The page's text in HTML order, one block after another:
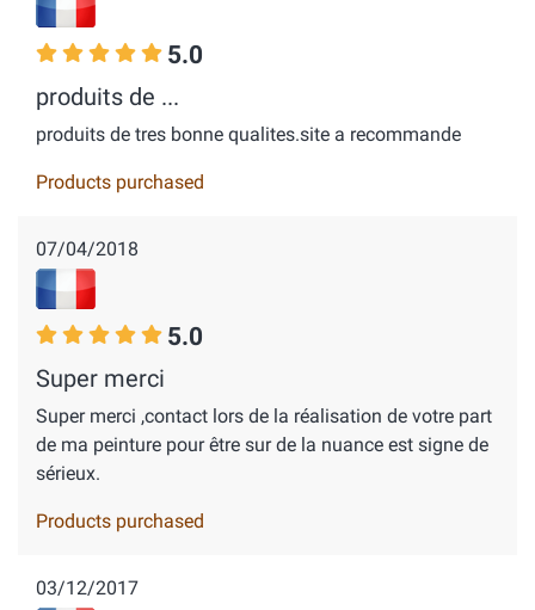
5.0
produits de ...
produits de tres bonne qualites.site a recommande
Products purchased
07/04/2018
5.0
Super merci
Super merci ,contact lors de la réalisation de votre part
de ma peinture pour être sur de la nuance est signe de
sérieux.
Products purchased
03/12/2017